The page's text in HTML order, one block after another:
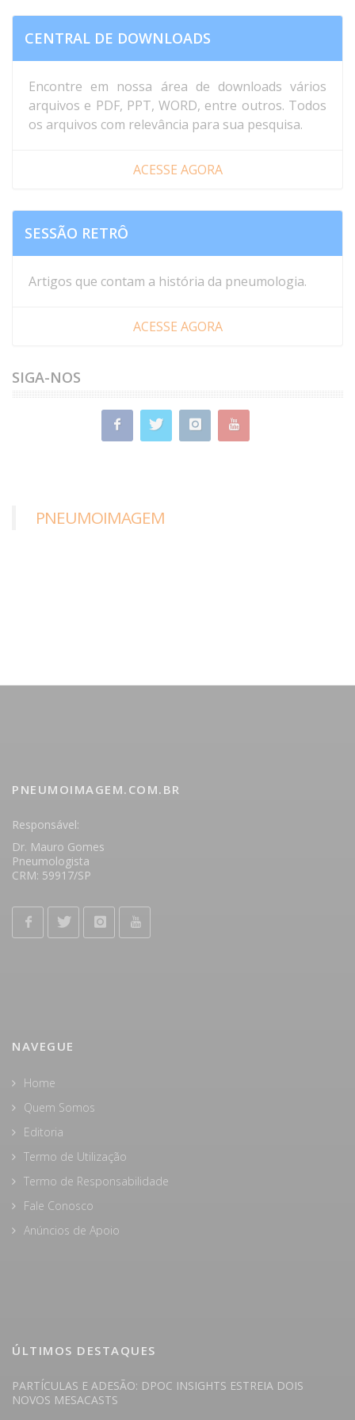
CENTRAL DE DOWNLOADS
Encontre em nossa área de downloads vários
arquivos e PDF, PPT, WORD, entre outros. Todos
os arquivos com relevância para sua pesquisa.
ACESSE AGORA
SESSÃO RETRÔ
Artigos que contam a história da pneumologia.
ACESSE AGORA
SIGA-NOS
PNEUMOIMAGEM
PNEUMOIMAGEM.COM.BR
Responsável:
Dr. Mauro Gomes
Pneumologista
CRM: 59917/SP
NAVEGUE
Home
Quem Somos
Editoria
Termo de Utilização
Termo de Responsabilidade
Fale Conosco
Anúncios de Apoio
ÚLTIMOS DESTAQUES
PARTÍCULAS E ADESÃO: DPOC INSIGHTS ESTREIA DOIS
NOVOS MESACASTS